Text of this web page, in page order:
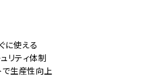
に使える
リティ体制
生産性向上